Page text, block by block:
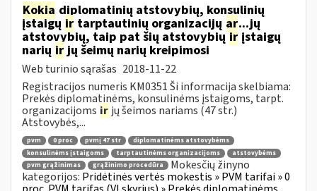
Kokia diplomatinių atstovybių, konsulinių
įstaigų ir tarptautinių organizacijų ar...jų
atstovybių, taip pat šių atstovybiųir įstaigų
narių irjų šeimų narių kreipimosi
Web turinio sąrašas 2018-11-22
Registracijos numeris KM0351 Ši informacija skelbiama:
Prekės diplomatinėms, konsulinėms įstaigoms, tarpt.
organizacijoms ir jų šeimos nariams (47 str.)
Atstovybės,...
pvm 0 proc pvmį 47 str
diplomatinėms atstovybėms
konsulinėms įstaigoms
tarptautinėms organizacijoms
atstovybėms
pvm grąžinimas
grąžinimo procedūra
Mokesčių žinyno
kategorijos: Pridėtinės vertės mokestis » PVM tarifai » 0